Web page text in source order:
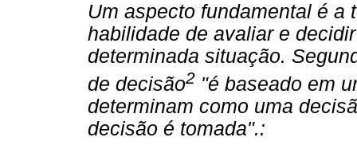
Um aspecto fundamental é a
habilidade de avaliar e
determinada situação.
de decisão2 "é baseado em
determinam como uma
decisão é tomada".: